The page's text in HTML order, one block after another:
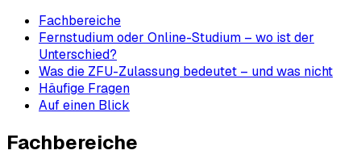
Fachbereiche
Fernstudium oder Online-Studium – wo ist der
Unterschied?
Was die ZFU-Zulassung bedeutet – und was nicht
Häufige Fragen
Auf einen Blick
Fachbereiche